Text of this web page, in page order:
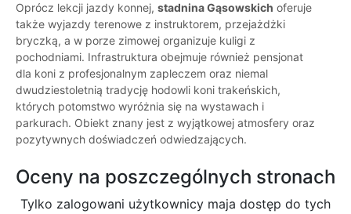
Oprócz lekcji jazdy konnej, stadnina Gąsowskich oferuje
także wyjazdy terenowe z instruktorem, przejażdżki
bryczką, a w porze zimowej organizuje kuligi z
pochodniami. Infrastruktura obejmuje również pensjonat
dla koni z profesjonalnym zapleczem oraz niemal
dwudziestoletnią tradycję hodowli koni trakeńskich,
których potomstwo wyróżnia się na wystawach i
parkurach. Obiekt znany jest z wyjątkowej atmosfery oraz
pozytywnych doświadczeń odwiedzających.
Oceny na poszczególnych stronach
Tylko zalogowani użytkownicy maja dostęp do tych